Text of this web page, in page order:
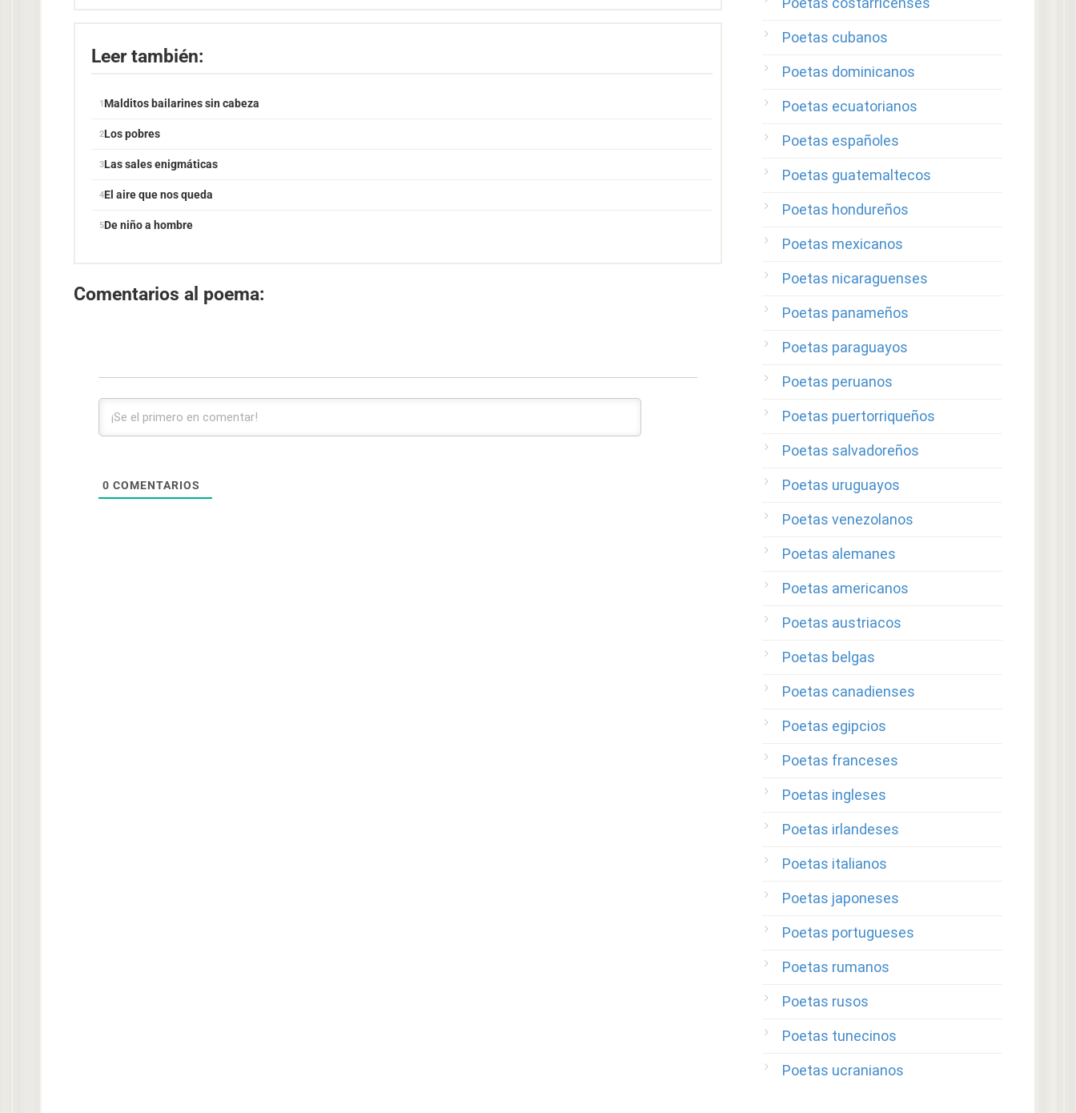
Leer también:
Malditos bailarines sin cabeza
Los pobres
Las sales enigmáticas
El aire que nos queda
De niño a hombre
Comentarios al poema:
0 COMENTARIOS
Poetas cubanos
Poetas dominicanos
Poetas ecuatorianos
Poetas españoles
Poetas guatemaltecos
Poetas hondureños
Poetas mexicanos
Poetas nicaraguenses
Poetas panameños
Poetas paraguayos
Poetas peruanos
Poetas puertorriqueños
Poetas salvadoreños
Poetas uruguayos
Poetas venezolanos
Poetas alemanes
Poetas americanos
Poetas austriacos
Poetas belgas
Poetas canadienses
Poetas egipcios
Poetas franceses
Poetas ingleses
Poetas irlandeses
Poetas italianos
Poetas japoneses
Poetas portugueses
Poetas rumanos
Poetas rusos
Poetas tunecinos
Poetas ucranianos